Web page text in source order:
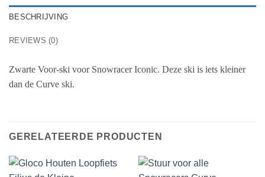
BESCHRIJVING
REVIEWS (0)
Zwarte Voor-ski voor Snowracer Iconic. Deze ski is iets kleiner
dan de Curve ski.
GERELATEERDE PRODUCTEN